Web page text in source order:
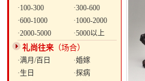
·100-300
·300-600
·600-1000
·1000-2000
·2000-5000
·5000以上
礼尚往来 （场合）
·满月/百日
·婚嫁
·生日
·探病